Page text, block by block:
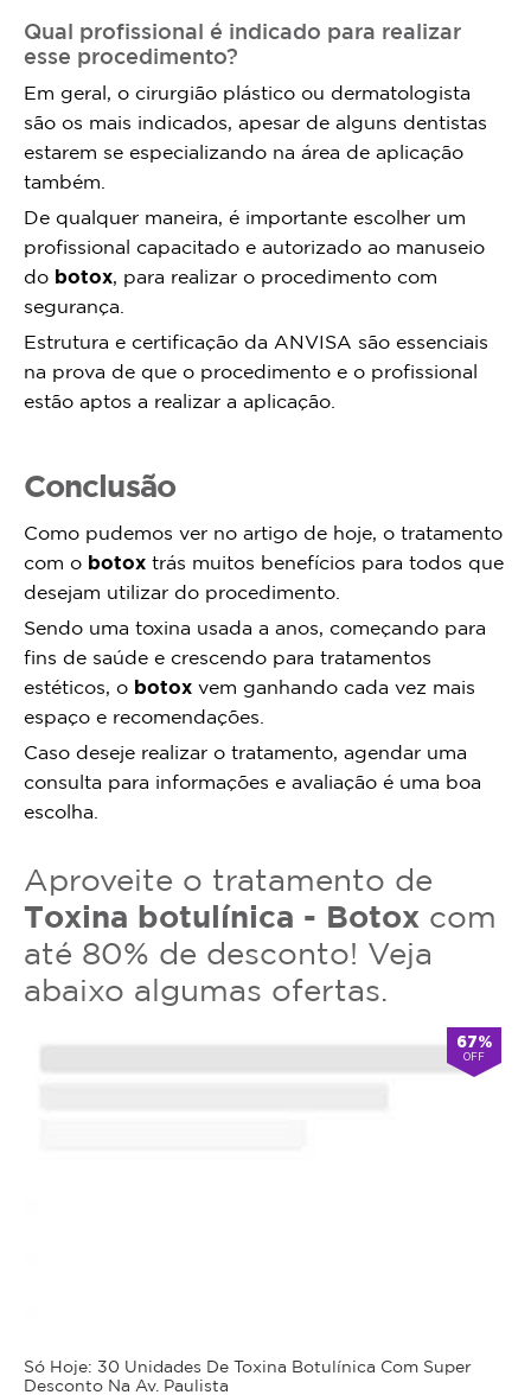
Qual profissional é indicado para realizar
esse procedimento?
Em geral, o cirurgião plástico ou dermatologista
são os mais indicados, apesar de alguns dentistas
estarem se especializando na área de aplicação
também.
De qualquer maneira, é importante escolher um
profissional capacitado e autorizado ao manuseio
do botox , para realizar o procedimento com
segurança.
Estrutura e certificação da ANVISA são essenciais
na prova de que o procedimento e o profissional
estão aptos a realizar a aplicação.
Conclusão
Como pudemos ver no artigo de hoje, o tratamento
com o botox trás muitos benefícios para todos que
desejam utilizar do procedimento.
Sendo uma toxina usada a anos, começando para
fins de saúde e crescendo para tratamentos
estéticos, o botox vem ganhando cada vez mais
espaço e recomendações.
Caso deseje realizar o tratamento, agendar uma
consulta para informações e avaliação é uma boa
escolha.
Aproveite o tratamento de
Toxina botulínica - Botox com
até 80% de desconto! Veja
abaixo algumas ofertas.
67%
OFF
Só Hoje: 30 Unidades De Toxina Botulínica Com Super
Desconto Na Av. Paulista